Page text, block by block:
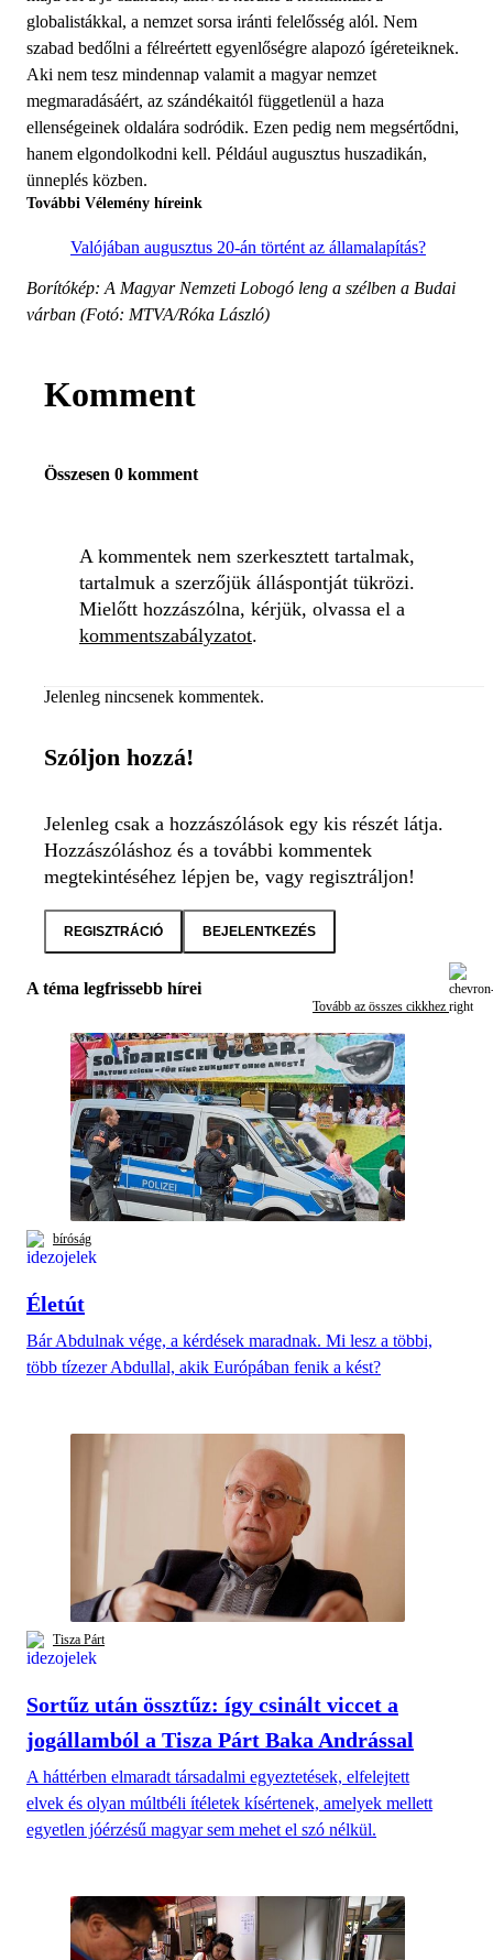
globalistákkal, a nemzet sorsa iránti felelősség alól. Nem
szabad bedőlni a félreértett egyenlőségre alapozó ígéreteiknek.
Aki nem tesz mindennap valamit a magyar nemzet
megmaradásáért, az szándékai­tól függetlenül a haza
ellenségeinek oldalára sodródik. Ezen pedig nem megsértődni,
hanem elgondolkodni kell. Pél­dául augusztus huszadikán,
ünneplés közben.
További Vélemény híreink
Valójában augusztus 20-án történt az államalapítás?
Borítókép: A Magyar Nemzeti Lobogó leng a szélben a Budai
várban (Fotó: MTVA/Róka László)
Komment
Összesen 0 komment
A kommentek nem szerkesztett tartalmak,
tartalmuk a szerzőjük álláspontját tükrözi.
Mielőtt hozzászólna, kérjük, olvassa el a
kommentszabályzatot.
Jelenleg nincsenek kommentek.
Szóljon hozzá!
Jelenleg csak a hozzászólások egy kis részét látja.
Hozzászóláshoz és a további kommentek
megtekintéséhez lépjen be, vagy regisztráljon!
REGISZTRÁCIÓ BEJELENTKEZÉS
A téma legfrissebb hírei
Tovább az összes cikkhez
bíróság
Életút
Bár Abdulnak vége, a kérdések maradnak. Mi lesz a többi,
több tízezer Abdullal, akik Európában fenik a kést?
Tisza Párt
Sortűz után össztűz: így csinált viccet a
jogállamból a Tisza Párt Baka Andrással
A háttérben elmaradt társadalmi egyeztetések, elfelejtett
elvek és olyan múltbéli ítéletek kísértenek, amelyek mellett
egyetlen jóérzésű magyar sem mehet el szó nélkül.